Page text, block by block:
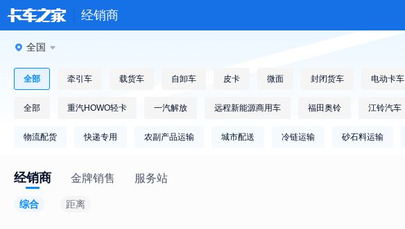
经销商
全国
全部 牵引车 载货车 自卸车 皮卡 微面 封闭货车 电动卡车
全部 重汽HOWO轻卡 一汽解放 远程新能源商用车 福田奥铃 江铃汽车
物流配货 快递专用 农副产品运输 城市配送 冷链运输 砂石料运输
经销商 金牌销售 服务站
综合 距离